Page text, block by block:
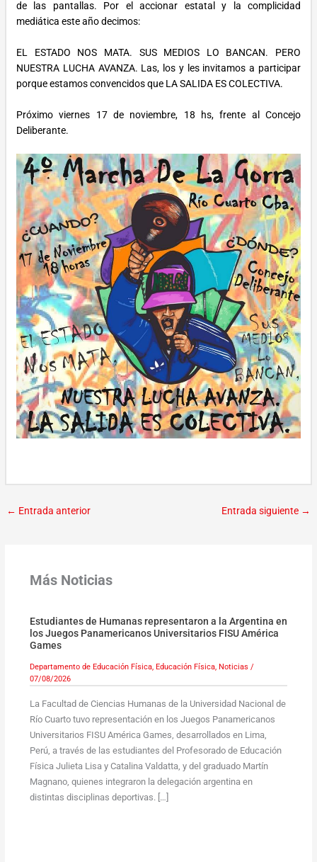
de las pantallas. Por el accionar estatal y la complicidad
mediática este año decimos:
EL ESTADO NOS MATA. SUS MEDIOS LO BANCAN. PERO
NUESTRA LUCHA AVANZA. Las, los y les invitamos a participar
porque estamos convencidos que LA SALIDA ES COLECTIVA.
Próximo viernes 17 de noviembre, 18 hs, frente al Concejo
Deliberante.
← Entrada anterior Entrada siguiente →
Más Noticias
Estudiantes de Humanas representaron a la Argentina en
los Juegos Panamericanos Universitarios FISU América
Games
Departamento de Educación Física, Educación Física, Noticias /
07/08/2026
La Facultad de Ciencias Humanas de la Universidad Nacional de
Río Cuarto tuvo representación en los Juegos Panamericanos
Universitarios FISU América Games, desarrollados en Lima,
Perú, a través de las estudiantes del Profesorado de Educación
Física Julieta Lisa y Catalina Valdatta, y del graduado Martín
Magnano, quienes integraron la delegación argentina en
distintas disciplinas deportivas. […]